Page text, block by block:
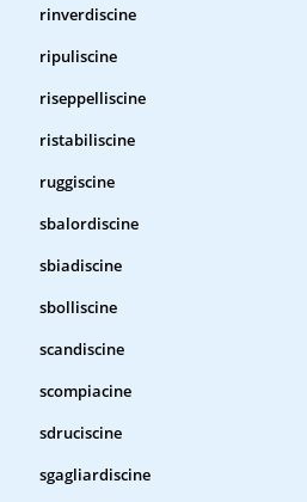
rinverdiscine
ripuliscine
riseppelliscine
ristabiliscine
ruggiscine
sbalordiscine
sbiadiscine
sbolliscine
scandiscine
scompiacine
sdruciscine
sgagliardiscine